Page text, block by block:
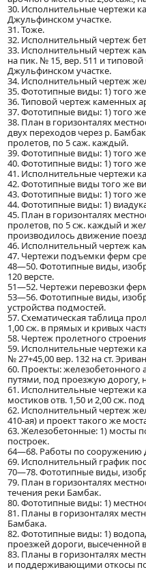
30. Исполнительные чертежи
Джульфинском участке.
31. Тоже.
32. Исполнительный чертеж
33. Исполнительный чертеж
на пик. № 15, вер. 511 и
Джульфинском участке.
34. Исполнительный чертеж
35. Фототипные виды: 1) того
36. Типовой чертеж каменных
37. Фототипные виды: 1) того
38. План в горизонталях
двух переходов через р.
пролетов, по 5 саж. каждый.
39. Фототипные виды: 1) того
40. Фототипные виды: 1) того
41. Исполнительные чертежи
42. Фототипные виды того же
43. Фототипные виды: 1) того
44. Фототипные виды: 1)
45. План в горизонталях
пролетов, по 5 сж. каждый и
производилось движение
46. Исполнительный чертеж
47. Чертежи подъемки ферм
48—50. Фототипные виды,
120 версте.
51—52. Чертежи перевозки
53—56. Фототипные виды,
устройства подмостей.
57. Схематическая таблица
1,00 сж. в прямых и кривых
58. Чертеж пролетного
59. Исполнительные чертежи
№ 27+45,00 вер. 132 на ст.
60. Проекты: железобетонного
путями, под проезжую дорогу,
61. Исполнительные чертежи
мостиков отв. 1,50 и 2,00 сж.
62. Исполнительный чертеж
410-ая) и проект такого же
63. Железобетонные: 1) мосты
построек.
64—68. Работы по сооружению
69. Исполнительный график
70—78. Фототипные виды,
79. План в горизонталях
течения реки Бамбак.
80. Фототипные виды: 1)
81. Планы в горизонталях
Бамбака.
82. Фототипные виды: 1)
проезжей дороги, высеченной
83. Планы в горизонталях
и поддерживающими откосы